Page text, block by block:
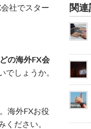
社でスター
どの海外FX会
でしょうか。
海外FXお役
ください。
関連